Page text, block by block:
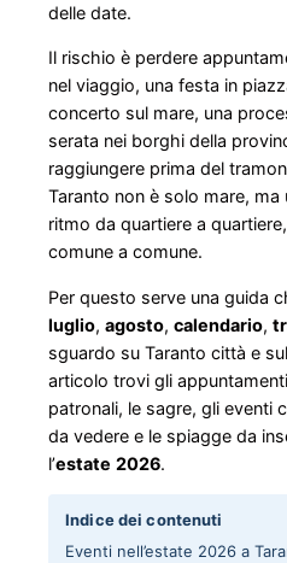
delle date.
Il rischio è perdere
nel viaggio, una festa in
concerto sul mare, una
serata nei borghi della
raggiungere prima del
Taranto non è solo mare,
ritmo da quartiere a
comune a comune.
Per questo serve una guida
luglio, agosto, calendario,
sguardo su Taranto città e
articolo trovi gli
patronali, le sagre, gli eventi
da vedere e le spiagge da
l’estate 2026.
Indice dei contenuti
Eventi nell’estate 2026 a